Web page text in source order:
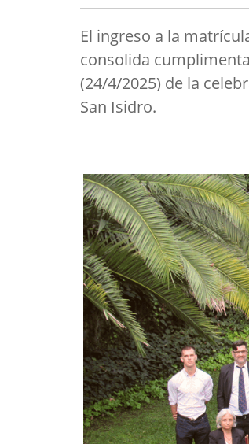
El ingreso a la
consolida
(24/4/2025) de la
San Isidro.